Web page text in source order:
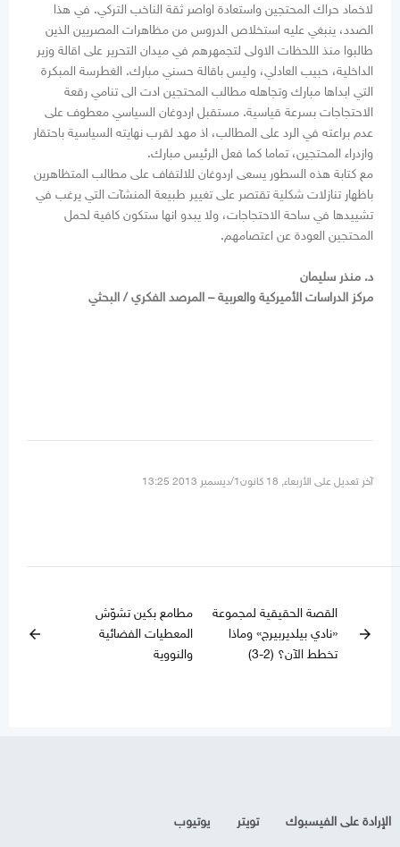
لاخماد حراك المحتجين واستعادة اواصر ثقة الناخب التركي. في هذا
الصدد، ينبغي عليه استخلاص الدروس من مظاهرات المصريين الذين
طالبوا منذ اللحظات الاولى لتجمهرهم في ميدان التحرير على اقالة وزير
الداخلية، حبيب العادلي، وليس باقالة حسني مبارك. الغطرسة المبكرة
التي ابداها مبارك وتجاهله مطالب المحتجين ادت الى تنامي رقعة
الاحتجاجات بسرعة قياسية. مستقبل اردوغان السياسي معطوف على
عدم براعته في الرد على المطالب، اذ مهد لقرب نهايته السياسية باحتقار
وازدراء المحتجين، تماما كما فعل الرئيس مبارك.
مع كتابة هذه السطور يسعى اردوغان للالتفاف على مطالب المتظاهرين
باظهار تنازلات شكلية تقتصر على تغيير طبيعة المنشآت التي يرغب في
تشييدها في ساحة الاحتجاجات، ولا يبدو انها ستكون كافية لحمل
المحتجين العودة عن اعتصامهم.
د. منذر سليمان
مركز الدراسات الأميركية والعربية – المرصد الفكري / البحثي
آخر تعديل على الأربعاء, 18 كانون1/ديسمبر 2013 13:25
arrow_forward
القصة الحقيقية لمجموعة
«نادي بيلديربيرج» وماذا
تخطط الآن؟ (2-3)
مطامع بكين تشوّش
المعطيات الفضائية
والنووية
arrow_back
الإرادة على الفيسبوك تويتر يوتيوب